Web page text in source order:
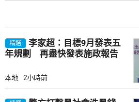
精選
李家超：目標9月發表五
年規劃 再盡快發表施政報告
本地 2小時前